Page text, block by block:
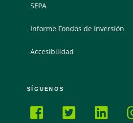
SEPA
Informe Fondos de Inversión
Accesibilidad
SÍGUENOS